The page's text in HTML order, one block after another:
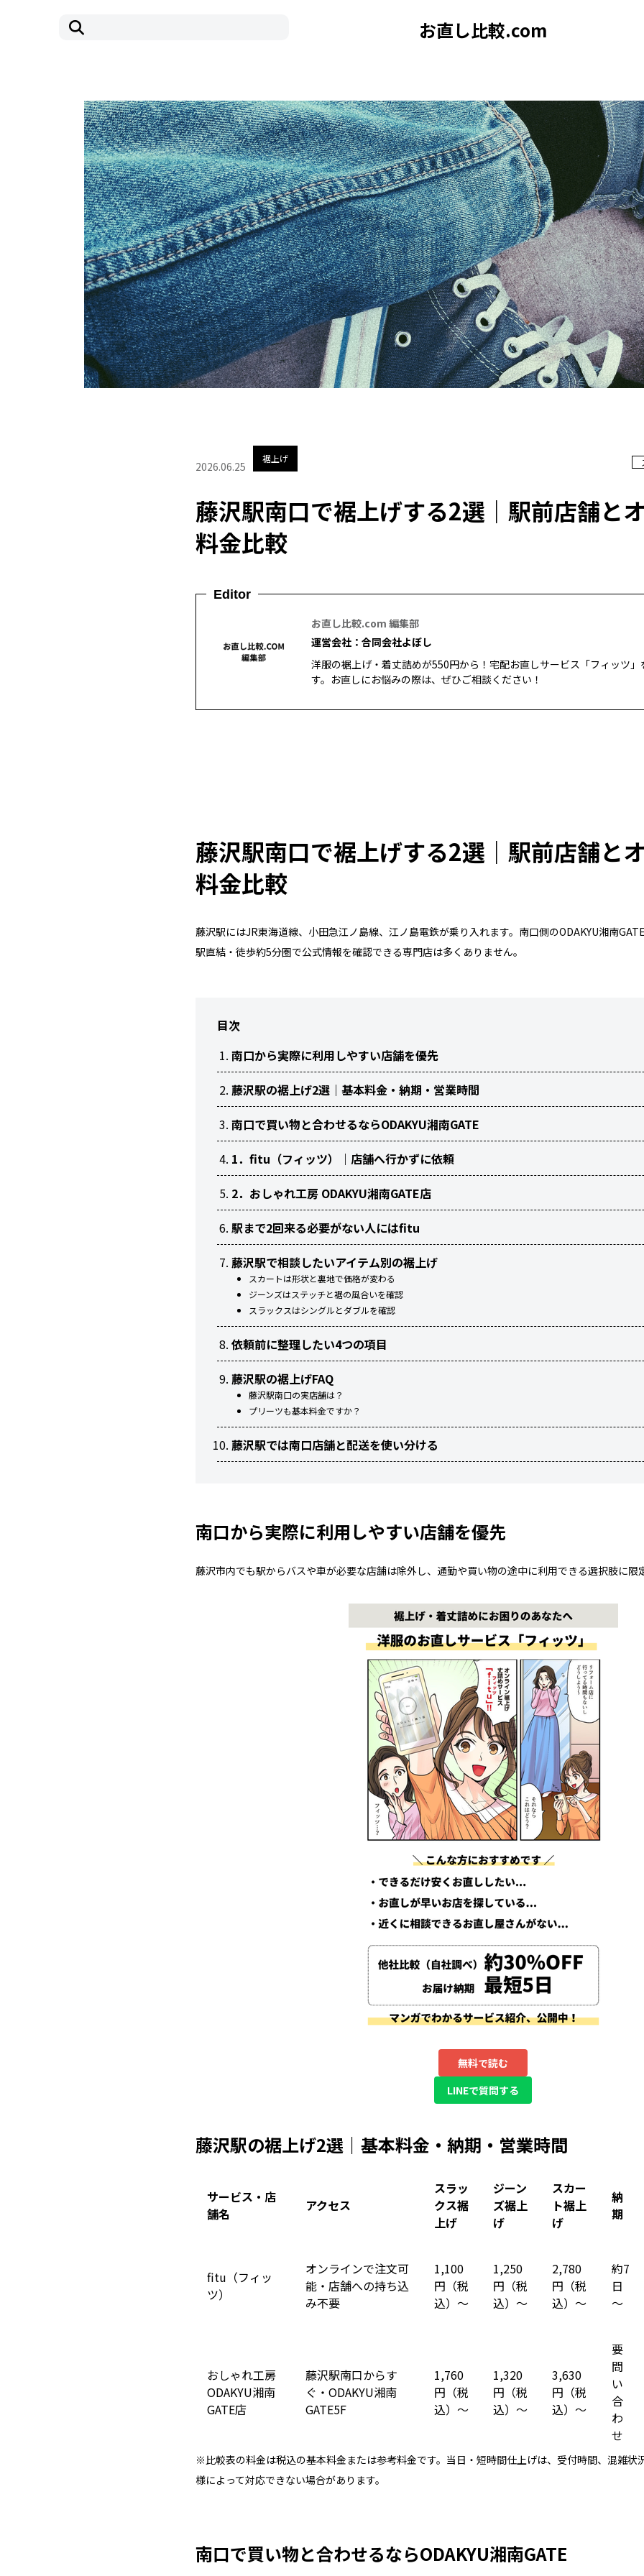
お直し比較.com
2026.06.25
裾上げ
藤沢駅南口で裾上げする2選｜駅前店舗と
料金比較
Editor
お直し比較.com 編集部
運営会社：合同会社よぼし
洋服の裾上げ・着丈詰めが550円から！宅配お直しサービス「フィッツ」
す。お直しにお悩みの際は、ぜひご相談ください！
藤沢駅南口で裾上げする2選｜駅前店舗と
料金比較
藤沢駅にはJR東海道線、小田急江ノ島線、江ノ島電鉄が乗り入れます。南口側のODAKYU湘南
駅直結・徒歩約5分圏で公式情報を確認できる専門店は多くありません。
目次
南口から実際に利用しやすい店舗を優先
藤沢駅の裾上げ2選｜基本料金・納期・営業時間
南口で買い物と合わせるならODAKYU湘南GATE
1．fitu（フィッツ）｜店舗へ行かずに依頼
2．おしゃれ工房 ODAKYU湘南GATE店
駅まで2回来る必要がない人にはfitu
藤沢駅で相談したいアイテム別の裾上げ
スカートは形状と裏地で価格が変わる
ジーンズはステッチと裾の風合いを確認
スラックスはシングルとダブルを確認
依頼前に整理したい4つの項目
藤沢駅の裾上げFAQ
藤沢駅南口の実店舗は？
プリーツも基本料金ですか？
藤沢駅では南口店舗と配送を使い分ける
南口から実際に利用しやすい店舗を優先
藤沢市内でも駅からバスや車が必要な店舗は除外し、通勤や買い物の途中に利用できる選択肢に限
無料で読む
LINEで質問する
藤沢駅の裾上げ2選｜基本料金・納期・営業時間
サービス・店
舗名
アクセス
スラッ
クス裾
上げ
ジーン
ズ裾上
げ
スカー
ト裾上
げ
納
期
fitu（フィッ
ツ）
オンラインで注文可
能・店舗への持ち込
み不要
1,100
円（税
込）～
1,250
円（税
込）～
2,780
円（税
込）～
約7
日
～
おしゃれ工房
ODAKYU湘南
GATE店
藤沢駅南口からす
ぐ・ODAKYU湘南
GATE5F
1,760
円（税
込）～
1,320
円（税
込）～
3,630
円（税
込）～
要
問
い
合
わ
せ
※比較表の料金は税込の基本料金または参考料金です。当日・短時間仕上げは、受付時間、混雑状
様によって対応できない場合があります。
南口で買い物と合わせるならODAKYU湘南GATE